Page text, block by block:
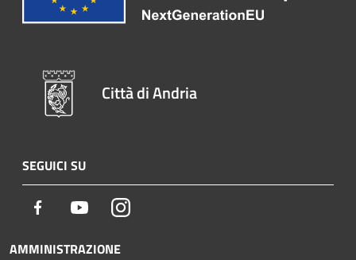
Città di Andria
SEGUICI SU
Facebook YoutubeInstagram
AMMINISTRAZIONE